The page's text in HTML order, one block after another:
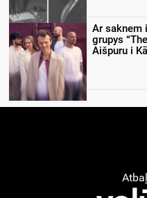
Ar saknem
grupys
Aišpuru i